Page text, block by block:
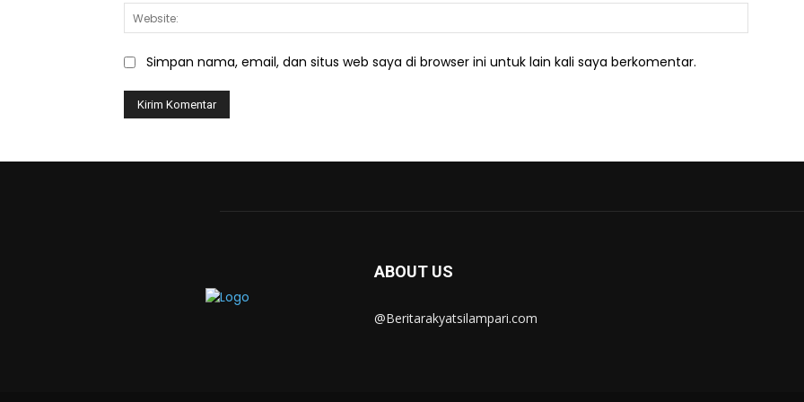
Simpan nama, email, dan situs web saya di browser ini untuk lain kali saya berkomentar.
ABOUT US
@Beritarakyatsilampari.com